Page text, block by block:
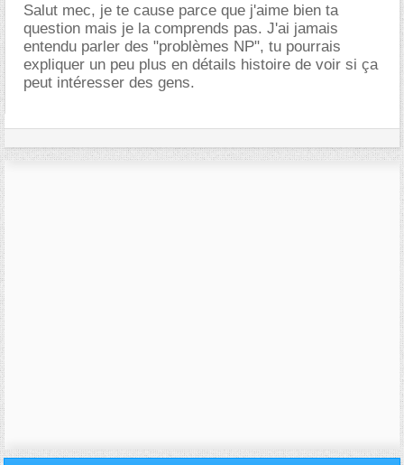
Salut mec, je te cause parce que j'aime bien ta
question mais je la comprends pas. J'ai jamais
entendu parler des "problèmes NP", tu pourrais
expliquer un peu plus en détails histoire de voir si ça
peut intéresser des gens.